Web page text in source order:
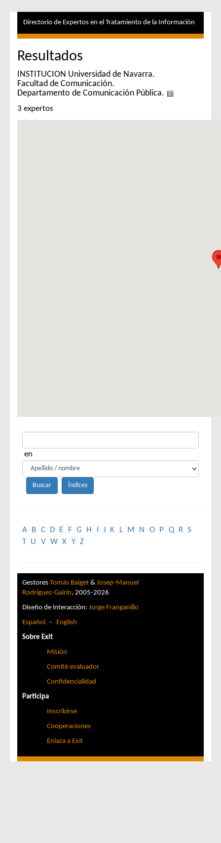
Directorio de Expertos en el Tratamiento de la Información
Resultados
INSTITUCION Universidad de Navarra.
Facultad de Comunicación.
Departamento de Comunicación Pública.
3 expertos
en
A B C D E F G H J K L M N O P Q R S
T U V W X Y Z
Gestores Tomàs Baiget & Josep-Manuel
Rodríguez-Gairín, 2005-2026
Diseño de interacción: Jorge Franganillo
Español · English
Sobre Exit
Misión
Comité evaluador
Confidencialidad
Participa
Inscribirse
Cooperaciones
Enlaza a Exit